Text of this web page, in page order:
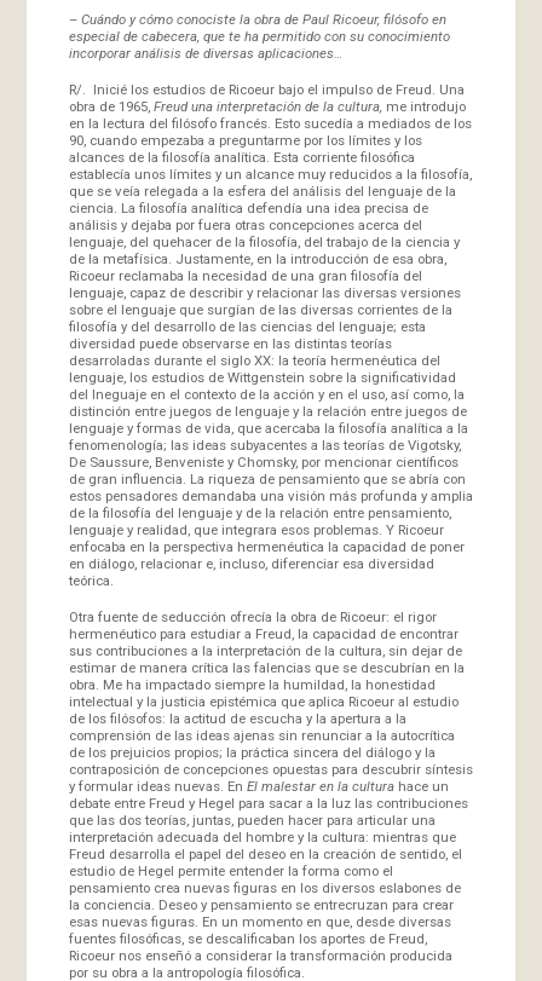
– Cuándo y cómo conociste la obra de Paul Ricoeur, filósofo en
especial de cabecera, que te ha permitido con su conocimiento
incorporar análisis de diversas aplicaciones…
R/. Inicié los estudios de Ricoeur bajo el impulso de Freud. Una
obra de 1965, Freud una interpretación de la cultura, me introdujo
en la lectura del filósofo francés. Esto sucedía a mediados de los
90, cuando empezaba a preguntarme por los límites y los
alcances de la filosofía analítica. Esta corriente filosófica
establecía unos límites y un alcance muy reducidos a la filosofía,
que se veía relegada a la esfera del análisis del lenguaje de la
ciencia. La filosofía analítica defendía una idea precisa de
análisis y dejaba por fuera otras concepciones acerca del
lenguaje, del quehacer de la filosofía, del trabajo de la ciencia y
de la metafísica. Justamente, en la introducción de esa obra,
Ricoeur reclamaba la necesidad de una gran filosofía del
lenguaje, capaz de describir y relacionar las diversas versiones
sobre el lenguaje que surgían de las diversas corrientes de la
filosofía y del desarrollo de las ciencias del lenguaje; esta
diversidad puede observarse en las distintas teorías
desarroladas durante el siglo XX: la teoría hermenéutica del
lenguaje, los estudios de Wittgenstein sobre la significatividad
del lneguaje en el contexto de la acción y en el uso, así como, la
distinción entre juegos de lenguaje y la relación entre juegos de
lenguaje y formas de vida, que acercaba la filosofía analítica a la
fenomenología; las ideas subyacentes a las teorías de Vigotsky,
De Saussure, Benveniste y Chomsky, por mencionar científicos
de gran influencia. La riqueza de pensamiento que se abría con
estos pensadores demandaba una visión más profunda y amplia
de la filosofía del lenguaje y de la relación entre pensamiento,
lenguaje y realidad, que integrara esos problemas. Y Ricoeur
enfocaba en la perspectiva hermenéutica la capacidad de poner
en diálogo, relacionar e, incluso, diferenciar esa diversidad
teórica.
Otra fuente de seducción ofrecía la obra de Ricoeur: el rigor
hermenéutico para estudiar a Freud, la capacidad de encontrar
sus contribuciones a la interpretación de la cultura, sin dejar de
estimar de manera crítica las falencias que se descubrían en la
obra. Me ha impactado siempre la humildad, la honestidad
intelectual y la justicia epistémica que aplica Ricoeur al estudio
de los filósofos: la actitud de escucha y la apertura a la
comprensión de las ideas ajenas sin renunciar a la autocrítica
de los prejuicios propios; la práctica sincera del diálogo y la
contraposición de concepciones opuestas para descubrir síntesis
y formular ideas nuevas. En El malestar en la culturahace un
debate entre Freud y Hegel para sacar a la luz las contribuciones
que las dos teorías, juntas, pueden hacer para articular una
interpretación adecuada del hombre y la cultura: mientras que
Freud desarrolla el papel del deseo en la creación de sentido, el
estudio de Hegel permite entender la forma como el
pensamiento crea nuevas figuras en los diversos eslabones de
la conciencia. Deseo y pensamiento se entrecruzan para crear
esas nuevas figuras. En un momento en que, desde diversas
fuentes filosóficas, se descalificaban los aportes de Freud,
Ricoeur nos enseñó a considerar la transformación producida
por su obra a la antropología filosófica.